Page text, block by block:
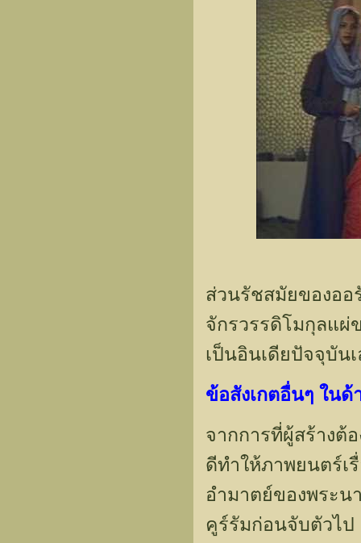
ส่วนรัชสมัยของออ
จักรวรรดิโมกุลแผ่
เป็นอินเดียปัจจุบัน
ข้อสังเกตอื่นๆ ใน
จากการที่ผู้สร้างต้
ดีทำให้ภาพยนตร์เ
อำมาตย์ของพระน
คูร์รัมก่อนจับตัวไ